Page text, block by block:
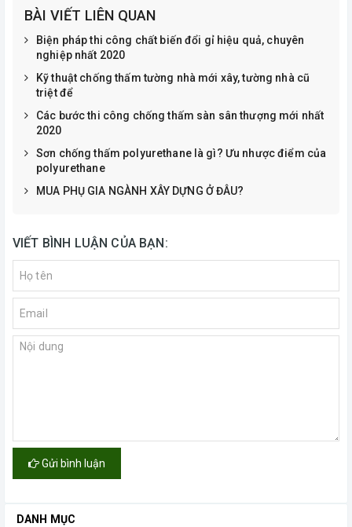
BÀI VIẾT LIÊN QUAN
Biện pháp thi công chất biến đổi gỉ hiệu quả, chuyên
nghiệp nhất 2020
Kỹ thuật chống thấm tường nhà mới xây, tường nhà cũ
triệt để
Các bước thi công chống thấm sàn sân thượng mới nhất
2020
Sơn chống thấm polyurethane là gì? Ưu nhược điểm của
polyurethane
MUA PHỤ GIA NGÀNH XÂY DỰNG Ở ĐÂU?
VIẾT BÌNH LUẬN CỦA BẠN:
Gửi bình luận
DANH MỤC